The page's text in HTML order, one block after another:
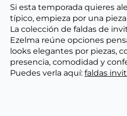
Si esta temporada quieres
típico, empieza por una
La colección de faldas de
Ezelma reúne opciones
looks elegantes por piezas,
presencia, comodidad y
Puedes verla aquí: faldas